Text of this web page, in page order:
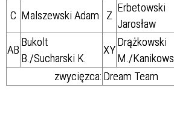
C Malszewski Adam Z
Erbetowski
Jarosław
AB
Bukolt
B./Sucharski K.
XY
Drążkowski
M./
zwycięzca: Dream Team